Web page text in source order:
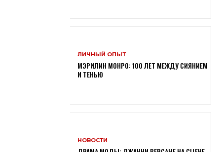
ЛИЧНЫЙ ОПЫТ
МЭРИЛИН МОНРО: 100 ЛЕТ МЕЖДУ СИЯНИЕМ
И ТЕНЬЮ
НОВОСТИ